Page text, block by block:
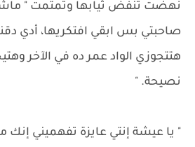
نهضت تنفض ثيابها وتمتمت "
صاحبتي بس ابقي افتكريها، أدي
هتتجوزي الواد عمر ده في الآخر
نصيحة. "
" يا عيشة إنتي عايزة تفهميني إنك